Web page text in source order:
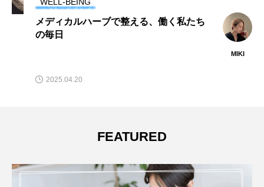
メディカルハーブで整える、働く私たち
の毎日
MIKI
2025.04.20
FEATURED